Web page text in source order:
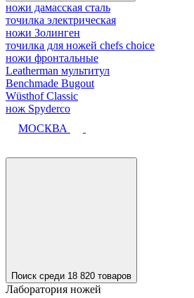
ножи дамасская сталь
точилка электрическая
ножи Золинген
точилка для ножей chefs choice
ножи фронтальные
Leatherman мультитул
Benchmade Bugout
Wüsthof Classic
нож Spyderco
МОСКВА
Поиск среди 18 820 товаров
Лаборатория ножей